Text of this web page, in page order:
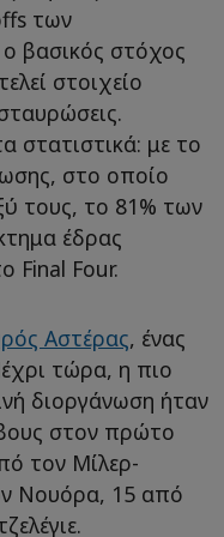
των
βασικός στόχος
στοιχείο
στατιστικά: με το
στο οποίο
τους, το 81% των
έδρας
Final Four.
Αστέρας, ένας
τώρα, η πιο
διοργάνωση ήταν
στον πρώτο
τον Μίλερ-
Νουόρα, 15 από